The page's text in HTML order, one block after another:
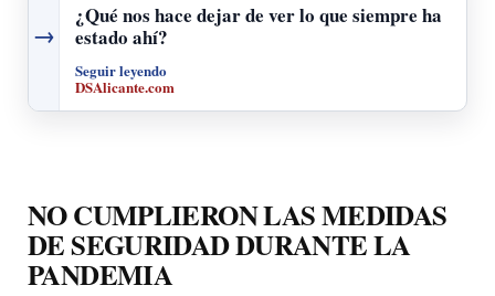
→
¿Qué nos hace dejar de ver lo que siempre ha
estado ahí?
Seguir leyendo
DSAlicante.com
NO CUMPLIERON LAS MEDIDAS
DE SEGURIDAD DURANTE LA
PANDEMIA